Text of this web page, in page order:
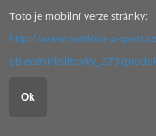
Toto je mobilní verze stránky:
http://www.outdoor-a-
obleceni/ksiltovky_275/
Ok